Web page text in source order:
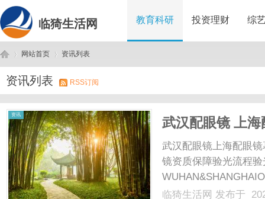
临猗生活网 教育科研 投资理财 综
临 ›
网站首页
›
资讯列表
资讯列表 RSS订阅
资讯
武汉配眼镜 上海
武汉配眼镜上海配眼
镜资质保障验光流程
配镜的写字楼眼镜店
临猗生活网 发布于